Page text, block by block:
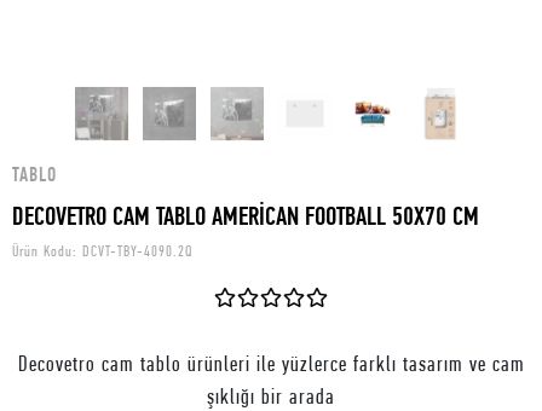
TABLO
DECOVETRO CAM TABLO AMERİCAN FOOTBALL 50X70 CM
Ürün Kodu: DCVT-TBY-4090.2Q
Decovetro cam tablo ürünleri ile yüzlerce farklı tasarım ve cam
şıklığı bir arada